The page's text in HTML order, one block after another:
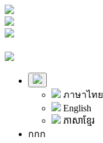
ภาษาไทย
English
ភាសាខ្មែរ
กกก